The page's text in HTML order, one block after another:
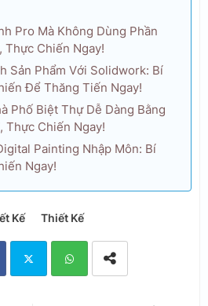
Pro Mà Không Dùng Phần
Thực Chiến Ngay!
Sản Phẩm Với Solidwork: Bí
Để Thăng Tiến Ngay!
Phố Biệt Thự Dễ Dàng Bằng
Thực Chiến Ngay!
Painting Nhập Môn: Bí
Ngay!
Kế Thiết Kế